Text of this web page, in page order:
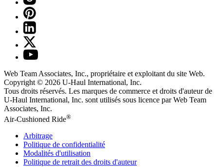
Web Team Associates, Inc., propriétaire et exploitant du site Web.
Copyright © 2026 U-Haul International, Inc.
Tous droits réservés. Les marques de commerce et droits d'auteur de
U-Haul International, Inc. sont utilisés sous licence par Web Team
Associates, Inc.
Air-Cushioned Ride®
Arbitrage
Politique de confidentialité
Modalités d'utilisation
Politique de retrait des droits d'auteur